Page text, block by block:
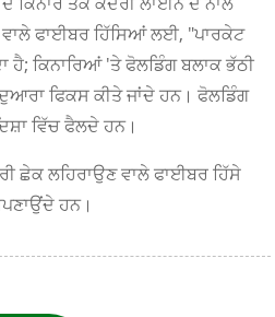
ਫਾਈਬਰ ਹਿੱਸਿਆਂ ਲਈ, "ਪਾਰਕੇਟ
ਕਿਨਾਰਿਆਂ 'ਤੇ ਫੋਲਡਿੰਗ ਬਲਾਕ ਭੱਠੀ
ਫਿਕਸ ਕੀਤੇ ਜਾਂਦੇ ਹਨ। ਫੋਲਡਿੰਗ
ਵਿੱਚ ਫੈਲਦੇ ਹਨ।
ਛੇਕ ਲਹਿਰਾਉਣ ਵਾਲੇ ਫਾਈਬਰ ਹਿੱਸੇ
ਹਨ।